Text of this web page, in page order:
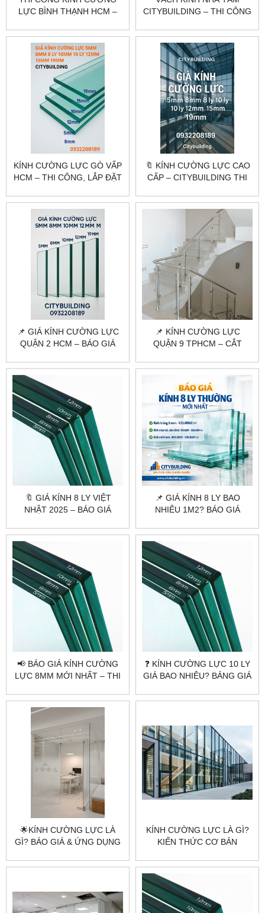
LỰC BÌNH THẠNH HCM –
ĐẶT CITYBUILDING
CITYBUILDING – THI CÔNG
LỰC CAO CẤP
KÍNH CƯỜNG LỰC GÒ VẤP
HCM – THI CÔNG, LẮP ĐẶT
CITYBUILDING
🔖 KÍNH CƯỜNG LỰC CAO
CẤP – CITYBUILDING THI
📌 GIÁ KÍNH CƯỜNG LỰC
QUẬN 2 HCM – BÁO GIÁ
NƠI
📌 KÍNH CƯỜNG LỰC
QUẬN 9 TPHCM – CẮT
TẠI CITYBUILDING
🔖 GIÁ KÍNH 8 LY VIỆT
NHẬT 2025 – BÁO GIÁ
CITYBUILDING
📌 GIÁ KÍNH 8 LY BAO
NHIÊU 1M2? BÁO GIÁ
CITYBUILDING
📢 BÁO GIÁ KÍNH CƯỜNG
LỰC 8MM MỚI NHẤT – THI
CITYBUILDING
❓ KÍNH CƯỜNG LỰC 10 LY
GIÁ BAO NHIÊU? BẢNG GIÁ
🌟KÍNH CƯỜNG LỰC LÀ
GÌ? BÁO GIÁ & ỨNG DỤNG
NHẤT 2025
KÍNH CƯỜNG LỰC LÀ GÌ?
KIẾN THỨC CƠ BẢN
CITYBUILDING